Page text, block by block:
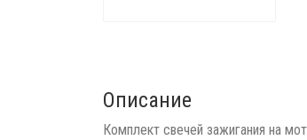
Описание
Комплект свечей зажигания на